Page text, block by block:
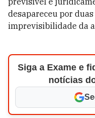
desapareceu por
imprevisibilidade da
Siga a Exame e
notícias